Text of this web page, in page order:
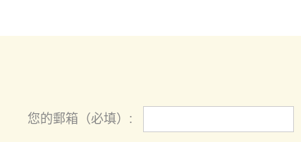
您的郵箱（必填）: